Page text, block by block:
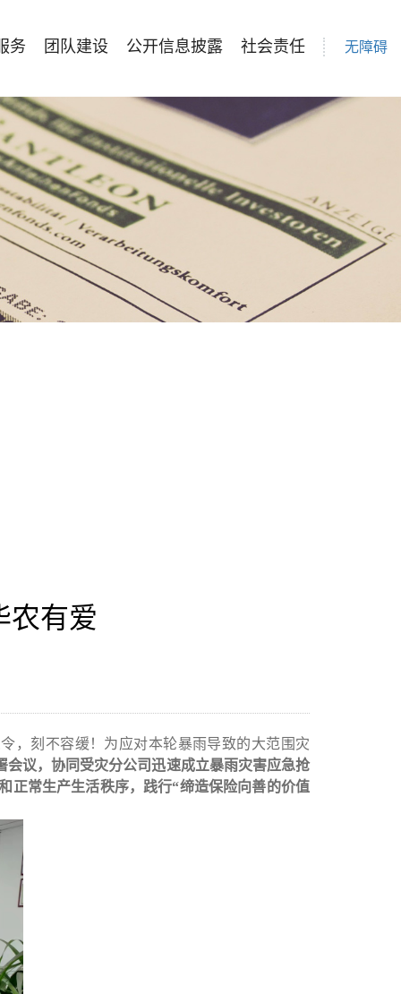
无障碍
务 团队建设 公开信息披露 社会责任
农有爱
，刻不容缓！为应对本轮暴雨导致的大范围灾
议，协同受灾分公司迅速成立暴雨灾害应急抢
正常生产生活秩序，践行“缔造保险向善的价值